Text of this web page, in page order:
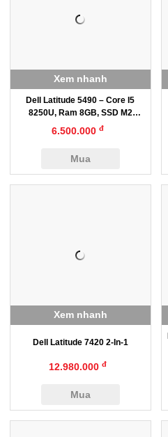
Dell Latitude 5490 – Core I5
8250U, Ram 8GB, SSD M2
512GB, 14″
6.500.000đ
Mua
Xem nhanh
Dell Latitude 7420 2-In-1
12.980.000đ
Mua
Xem nhanh